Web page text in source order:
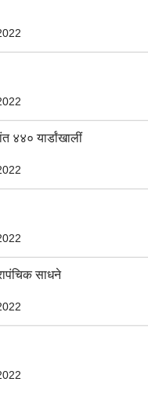
४४० यार्डांखालीं
साधने